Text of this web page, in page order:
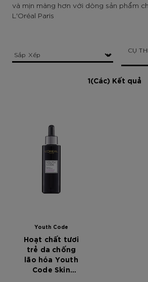
và mịn màng hơn với dòng sản phẩm
L'Oréal Paris
1(Các) Kết quả
CỤ
Youth Code
Hoạt chất tươi
trẻ da chống
lão hóa Youth
Code Skin